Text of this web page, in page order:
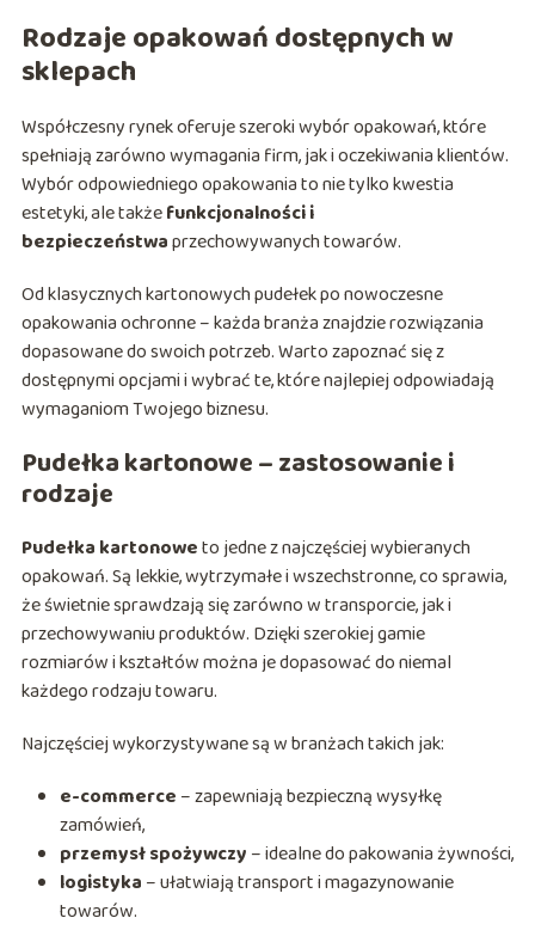
Rodzaje opakowań dostępnych w
sklepach
Współczesny rynek oferuje szeroki wybór opakowań, które
spełniają zarówno wymagania firm, jak i oczekiwania klientów.
Wybór odpowiedniego opakowania to nie tylko kwestia
estetyki, ale takżefunkcjonalności i
bezpieczeństwaprzechowywanych towarów.
Od klasycznych kartonowych pudełek po nowoczesne
opakowania ochronne – każda branża znajdzie rozwiązania
dopasowane do swoich potrzeb. Warto zapoznać się z
dostępnymi opcjami i wybrać te, które najlepiej odpowiadają
wymaganiom Twojego biznesu.
Pudełka kartonowe – zastosowanie i
rodzaje
Pudełka kartonoweto jedne z najczęściej wybieranych
opakowań. Są lekkie, wytrzymałe i wszechstronne, co sprawia,
że świetnie sprawdzają się zarówno w transporcie, jak i
przechowywaniu produktów. Dzięki szerokiej gamie
rozmiarów i kształtów można je dopasować do niemal
każdego rodzaju towaru.
Najczęściej wykorzystywane są w branżach takich jak:
e-commerce – zapewniają bezpieczną wysyłkę
zamówień,
przemysł spożywczy – idealne do pakowania żywności,
logistyka – ułatwiają transport i magazynowanie
towarów.